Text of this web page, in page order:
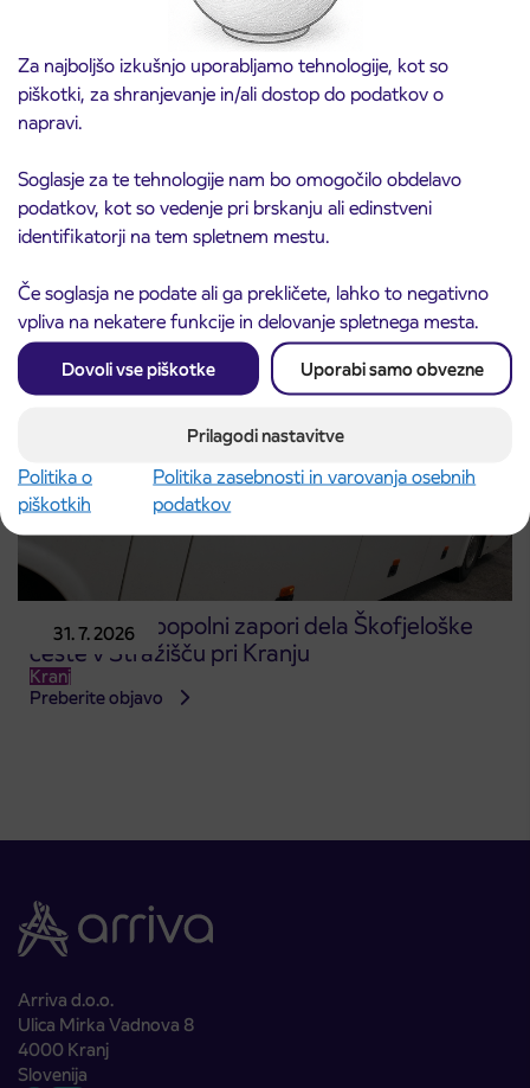
Za najboljšo izkušnjo uporabljamo tehnologije, kot so
piškotki, za shranjevanje in/ali dostop do podatkov o
napravi.
Soglasje za te tehnologije nam bo omogočilo obdelavo
podatkov, kot so vedenje pri brskanju ali edinstveni
identifikatorji na tem spletnem mestu.
Če soglasja ne podate ali ga prekličete, lahko to negativno
vpliva na nekatere funkcije in delovanje spletnega mesta.
Dovoli vse piškotke Uporabi samo obvezne
Prilagodi nastavitve
Politika o
piškotkih
Politika zasebnosti in varovanja osebnih
podatkov
3. 8. 2026
Obvestilo o popolni zapori ceste
ČEŠNJEVEK – TRATA
Kranj
31. 7. 2026
Obvestilo o popolni zapori dela Škofjeloške
ceste v Stražišču pri Kranju
Kranj
Preberite objavo
Arriva d.o.o.
Ulica Mirka Vadnova 8
4000 Kranj
Slovenija